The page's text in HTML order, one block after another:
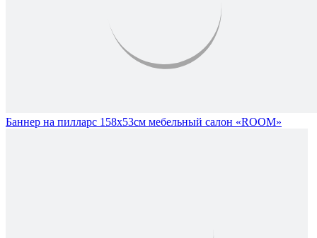
Баннер на пилларс 158х53см мебельный салон «ROOM»